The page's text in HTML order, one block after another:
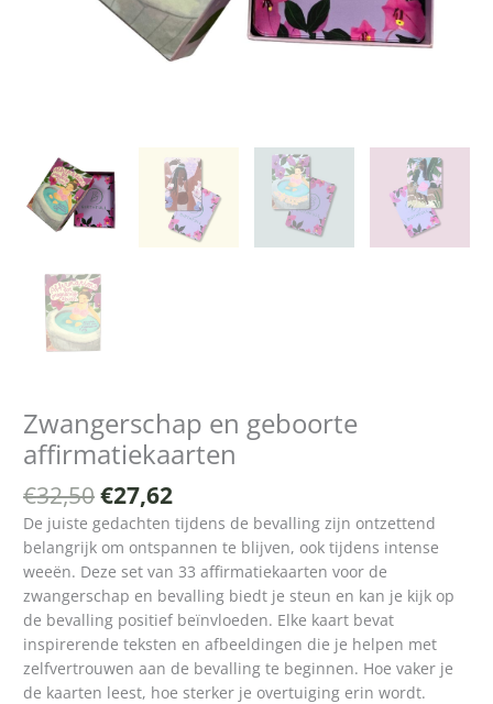
Zwangerschap en geboorte
affirmatiekaarten
€32,50€27,62
De juiste gedachten tijdens de bevalling zijn ontzettend
belangrijk om ontspannen te blijven, ook tijdens intense
weeën. Deze set van 33 affirmatiekaarten voor de
zwangerschap en bevalling biedt je steun en kan je kijk op
de bevalling positief beïnvloeden. Elke kaart bevat
inspirerende teksten en afbeeldingen die je helpen met
zelfvertrouwen aan de bevalling te beginnen. Hoe vaker je
de kaarten leest, hoe sterker je overtuiging erin wordt.